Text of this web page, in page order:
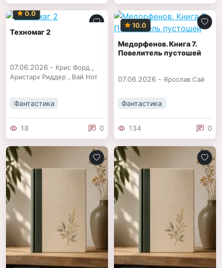
0.0
Техномаг 2
07.06.2026 - Крис Форд ,
Аристарх Риддер , Вай Нот
Фантастика
18 0
10.0
Медорфенов. Книга 7.
Повелитель пустошей
07.06.2026 - Ярослав Сай
Фантастика
134 0